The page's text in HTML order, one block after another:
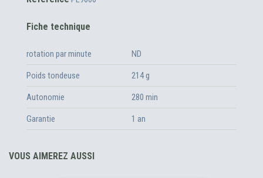
Fiche technique
rotation par minute ND
Poids tondeuse 214 g
Autonomie 280 min
Garantie 1 an
VOUS AIMEREZ AUSSI